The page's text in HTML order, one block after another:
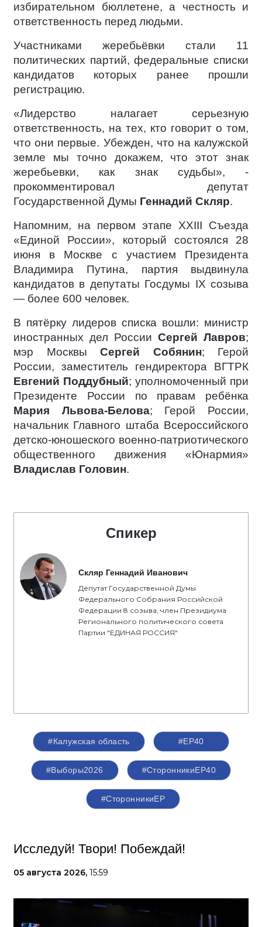
избирательном бюллетене, а честность и
ответственность перед людьми.
Участниками жеребьёвки стали 11
политических партий, федеральные списки
кандидатов которых ранее прошли
регистрацию.
«Лидерство налагает серьезную
ответственность, на тех, кто говорит о том,
что они первые. Убежден, что на калужской
земле мы точно докажем, что этот знак
жеребьевки, как знак судьбы», -
прокомментировал депутат
Государственной Думы Геннадий Скляр.
Напомним, на первом этапе XXIII Съезда
«Единой России», который состоялся 28
июня в Москве с участием Президента
Владимира Путина, партия выдвинула
кандидатов в депутаты Госдумы IX созыва
— более 600 человек.
В пятёрку лидеров списка вошли: министр
иностранных дел России Сергей Лавров;
мэр Москвы Сергей Собянин; Герой
России, заместитель гендиректора ВГТРК
Евгений Поддубный; уполномоченный при
Президенте России по правам ребёнка
Мария Львова-Белова; Герой России,
начальник Главного штаба Всероссийского
детско-юношеского военно-патриотического
общественного движения «Юнармия»
Владислав Головин.
Спикер
Скляр Геннадий Иванович
Депутат Государственной Думы
Федерального Собрания Российской
Федерации 8 созыва, член Президиума
Регионального политического совета
Партии "ЕДИНАЯ РОССИЯ"
#Калужская область #ЕР40
#Выборы2026 #СторонникиЕР40
#СторонникиЕР
Исследуй! Твори! Побеждай!
05 августа 2026, 15:59